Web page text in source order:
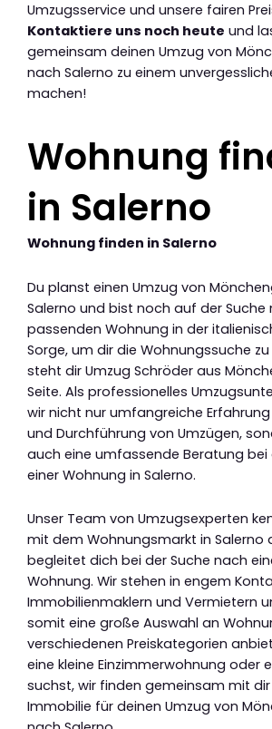
Umzugsservice und unsere fairen
Kontaktiere uns noch heute und
gemeinsam deinen Umzug von
nach Salerno zu einem
machen!
Wohnung
in Salerno
Wohnung finden in Salerno
Du planst einen Umzug von
Salerno und bist noch auf der Suche
passenden Wohnung in der
Sorge, um dir die Wohnungssuche
steht dir Umzug Schröder aus
Seite. Als professionelles
wir nicht nur umfangreiche
und Durchführung von Umzügen,
auch eine umfassende Beratung bei
einer Wohnung in Salerno.
Unser Team von Umzugsexperten
mit dem Wohnungsmarkt in Salerno
begleitet dich bei der Suche nach
Wohnung. Wir stehen in engem
Immobilienmaklern und Vermietern
somit eine große Auswahl an
verschiedenen Preiskategorien
eine kleine Einzimmerwohnung oder
suchst, wir finden gemeinsam mit
Immobilie für deinen Umzug von